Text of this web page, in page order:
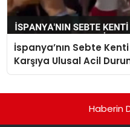
İspanya’nın Sebte
Karşıya Ulusal Acil
Haberin